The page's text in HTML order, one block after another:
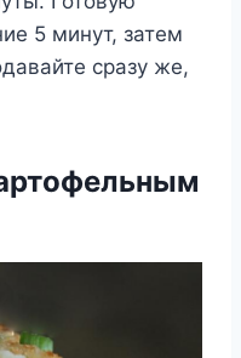
5 минут, затем
сразу же,